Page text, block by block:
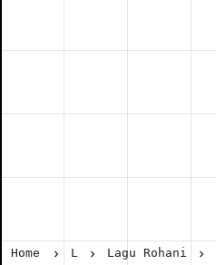
Home L Lagu Rohani